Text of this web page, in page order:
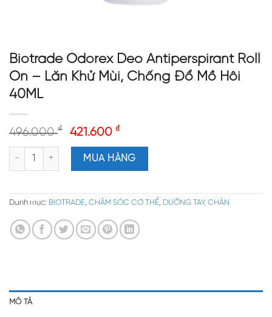
Biotrade Odorex Deo Antiperspirant Roll
On – Lăn Khử Mùi, Chống Đổ Mồ Hôi
40ML
496.000₫ 421.600 ₫
Biotrade Odorex Deo Antiperspirant Roll On - Lăn Khử Mùi,
MUA HÀNG
Danh mục: BIOTRADE, CHĂM SÓC CƠ THỂ, DƯỠNG TAY, CHÂN
MÔ TẢ